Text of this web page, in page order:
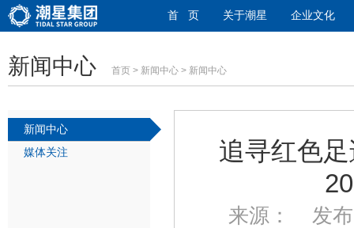
首 页 关于潮星 企业文化
新闻中心 首页 > 新闻中心 > 新闻中心
新闻中心
媒体关注
追寻红色
来源： 发布